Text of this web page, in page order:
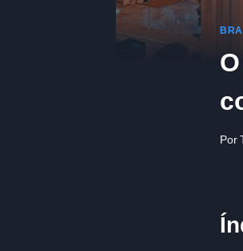
Por